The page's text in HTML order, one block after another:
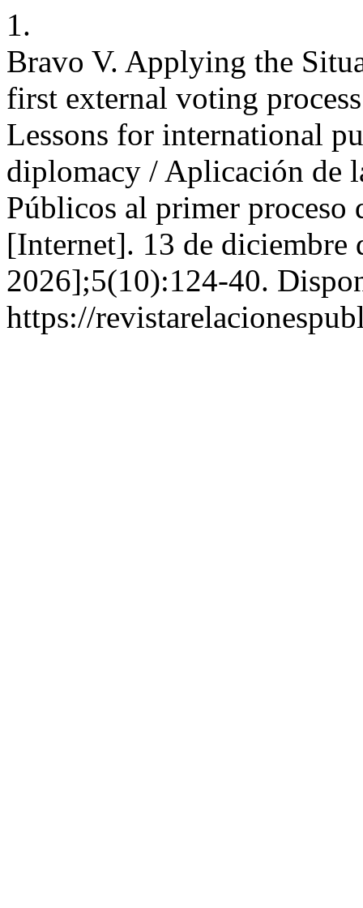
1.
Bravo V. Applying the
first external voting
Lessons for international
diplomacy / Aplicación de
Públicos al primer proceso
[Internet]. 13 de diciembre
2026];5(10):124-40.
https://